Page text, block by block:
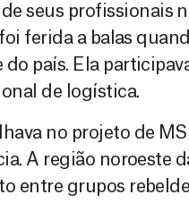
seus profissionais
ferida a balas
país. Ela
de logística.
no projeto de
A região noroeste
entre grupos